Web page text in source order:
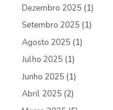
Dezembro 2025(1)
Setembro 2025(1)
Agosto 2025(1)
Julho 2025(1)
Junho 2025(1)
Abril 2025(2)